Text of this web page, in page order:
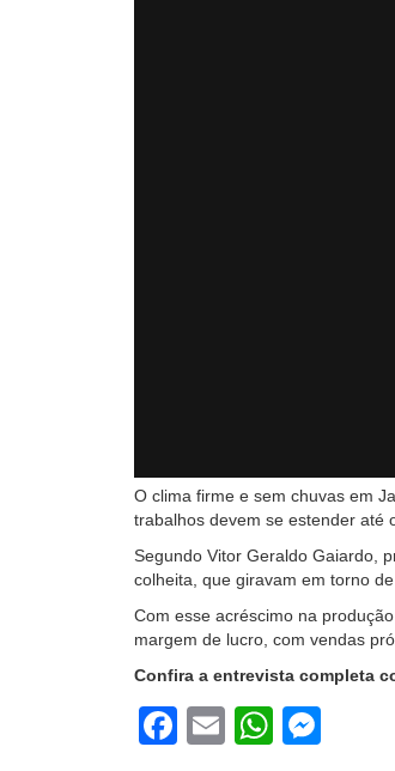
O clima firme e sem chuvas em
trabalhos devem se estender até
Segundo Vitor Geraldo Gaiardo,
colheita, que giravam em torno de
Com esse acréscimo na
margem de lucro, com vendas
Confira a entrevista completa
Facebook
Email